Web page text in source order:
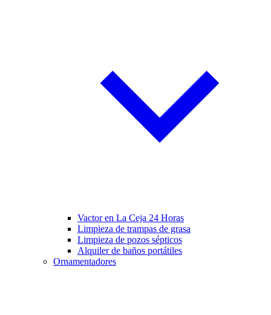
Vactor en La Ceja 24 Horas
Limpieza de trampas de grasa
Limpieza de pozos sépticos
Alquiler de baños portátiles
Ornamentadores